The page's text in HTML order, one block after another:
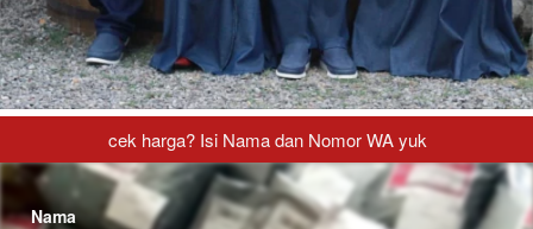
cek harga? Isi Nama dan Nomor WA yuk
Nama